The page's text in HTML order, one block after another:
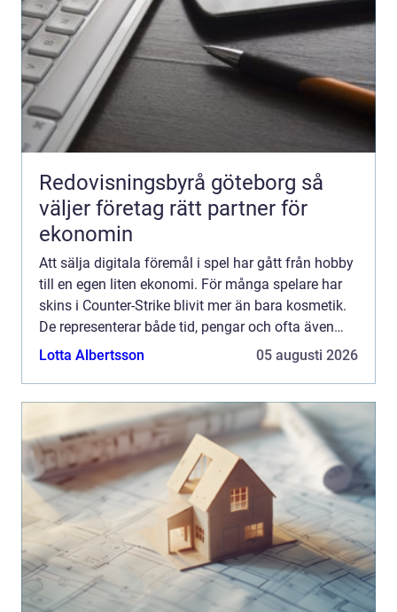
Redovisningsbyrå göteborg så
väljer företag rätt partner för
ekonomin
Att sälja digitala föremål i spel har gått från hobby
till en egen liten ekonomi. För många spelare har
skins i Counter-Strike blivit mer än bara kosmetik.
De representerar både tid, pengar och ofta även
minnen. När någon vill sälja cs skins dyker dä...
Lotta Albertsson 05 augusti 2026